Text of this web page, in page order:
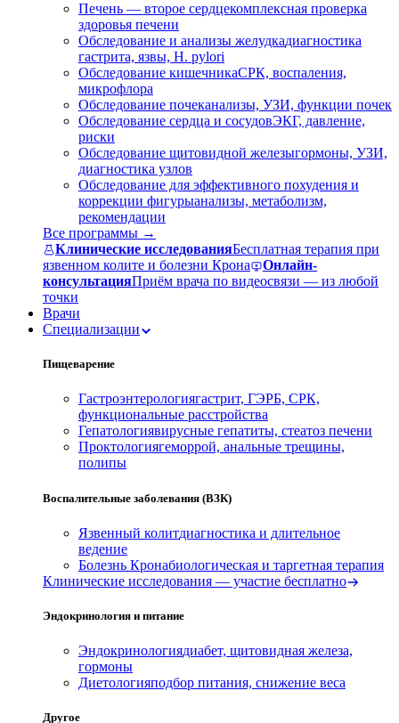
Печень — второе сердцекомплексная проверка
здоровья печени
Обследование и анализы желудкадиагностика
гастрита, язвы, H. pylori
Обследование кишечникаСРК, воспаления,
микрофлора
Обследование почеканализы, УЗИ, функции почек
Обследование сердца и сосудовЭКГ, давление,
риски
Обследование щитовидной железыгормоны, УЗИ,
диагностика узлов
Обследование для эффективного похудения и
коррекции фигурыанализы, метаболизм,
рекомендации
Все программы →
Клинические исследованияБесплатная терапия при
язвенном колите и болезни Крона
Онлайн-
консультацияПриём врача по видеосвязи — из любой
точки
Врачи
Специализации
Пищеварение
Гастроэнтерологиягастрит, ГЭРБ, СРК,
функциональные расстройства
Гепатологиявирусные гепатиты, стеатоз печени
Проктологиягеморрой, анальные трещины,
полипы
Воспалительные заболевания (ВЗК)
Язвенный колитдиагностика и длительное
ведение
Болезнь Кронабиологическая и таргетная терапия
Клинические исследования — участие бесплатно
Эндокринология и питание
Эндокринологиядиабет, щитовидная железа,
гормоны
Диетологияподбор питания, снижение веса
Другое